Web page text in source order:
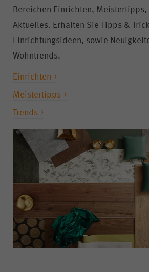
Bereichen Einrichten, Meistertipps,
Aktuelles. Erhalten Sie Tipps &
Einrichtungsideen, sowie
Wohntrends.
Einrichten
Meistertipps
Trends